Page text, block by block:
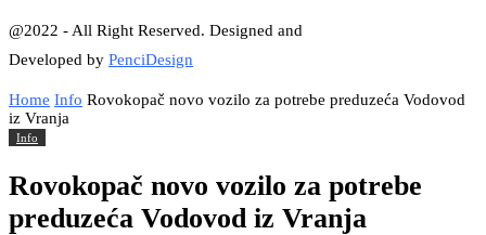
@2022 - All Right Reserved. Designed and
Developed by PenciDesign
Home Info Rovokopač novo vozilo za potrebe preduzeća Vodovod
iz Vranja
Info
Rovokopač novo vozilo za potrebe
preduzeća Vodovod iz Vranja